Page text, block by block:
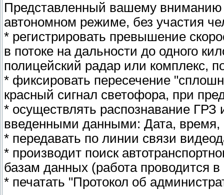
Представленный вашему вниманию
автономном режиме, без участия
* регистрировать превышение
в потоке на дальности до одного
полицейский радар или комплекс,
* фиксировать пересечение
красный сигнал светофора, при
* осуществлять распознавание
введенными данными: Дата,
* передавать по линии связи
* производит поиск
базам данных (работа проводится
* печатать "Протокол об